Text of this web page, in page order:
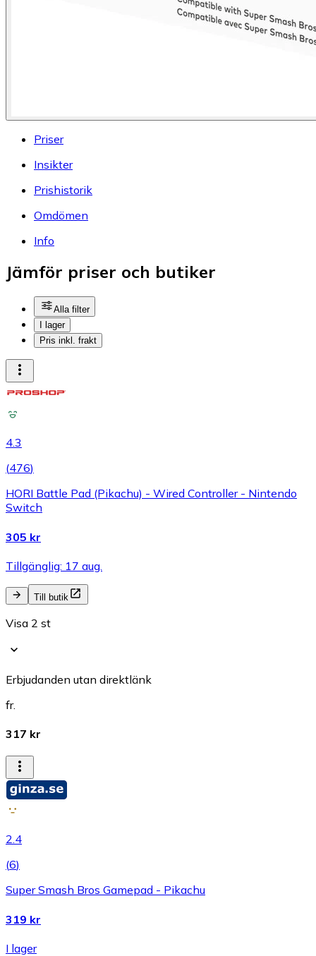
Priser
Insikter
Prishistorik
Omdömen
Info
Jämför priser och butiker
Alla filter
I lager
Pris inkl. frakt
4.3
(476)
HORI Battle Pad (Pikachu) - Wired Controller - Nintendo
Switch
305 kr
Tillgänglig: 17 aug.
Till butik
Visa 2 st
Erbjudanden utan direktlänk
fr.
317 kr
2.4
(6)
Super Smash Bros Gamepad - Pikachu
319 kr
I lager